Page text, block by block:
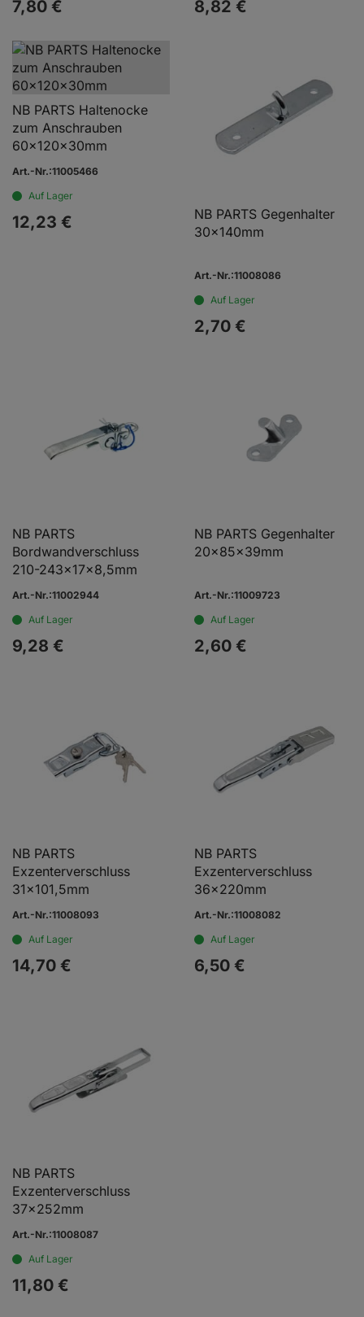
7,80 € 8,82 €
NB PARTS Haltenocke
zum Anschrauben
60x120x30mm
Art.-Nr.:11005466
Auf Lager
12,23 €
NB PARTS Gegenhalter
30x140mm
Art.-Nr.:11008086
Auf Lager
2,70 €
NB PARTS
Bordwandverschluss
210-243x17x8,5mm
Art.-Nr.:11002944
Auf Lager
9,28 €
NB PARTS Gegenhalter
20x85x39mm
Art.-Nr.:11009723
Auf Lager
2,60 €
NB PARTS
Exzenterverschluss
31x101,5mm
Art.-Nr.:11008093
Auf Lager
14,70 €
NB PARTS
Exzenterverschluss
36x220mm
Art.-Nr.:11008082
Auf Lager
6,50 €
NB PARTS
Exzenterverschluss
37x252mm
Art.-Nr.:11008087
Auf Lager
11,80 €